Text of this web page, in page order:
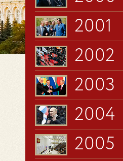
2001
2002
2003
2004
2005